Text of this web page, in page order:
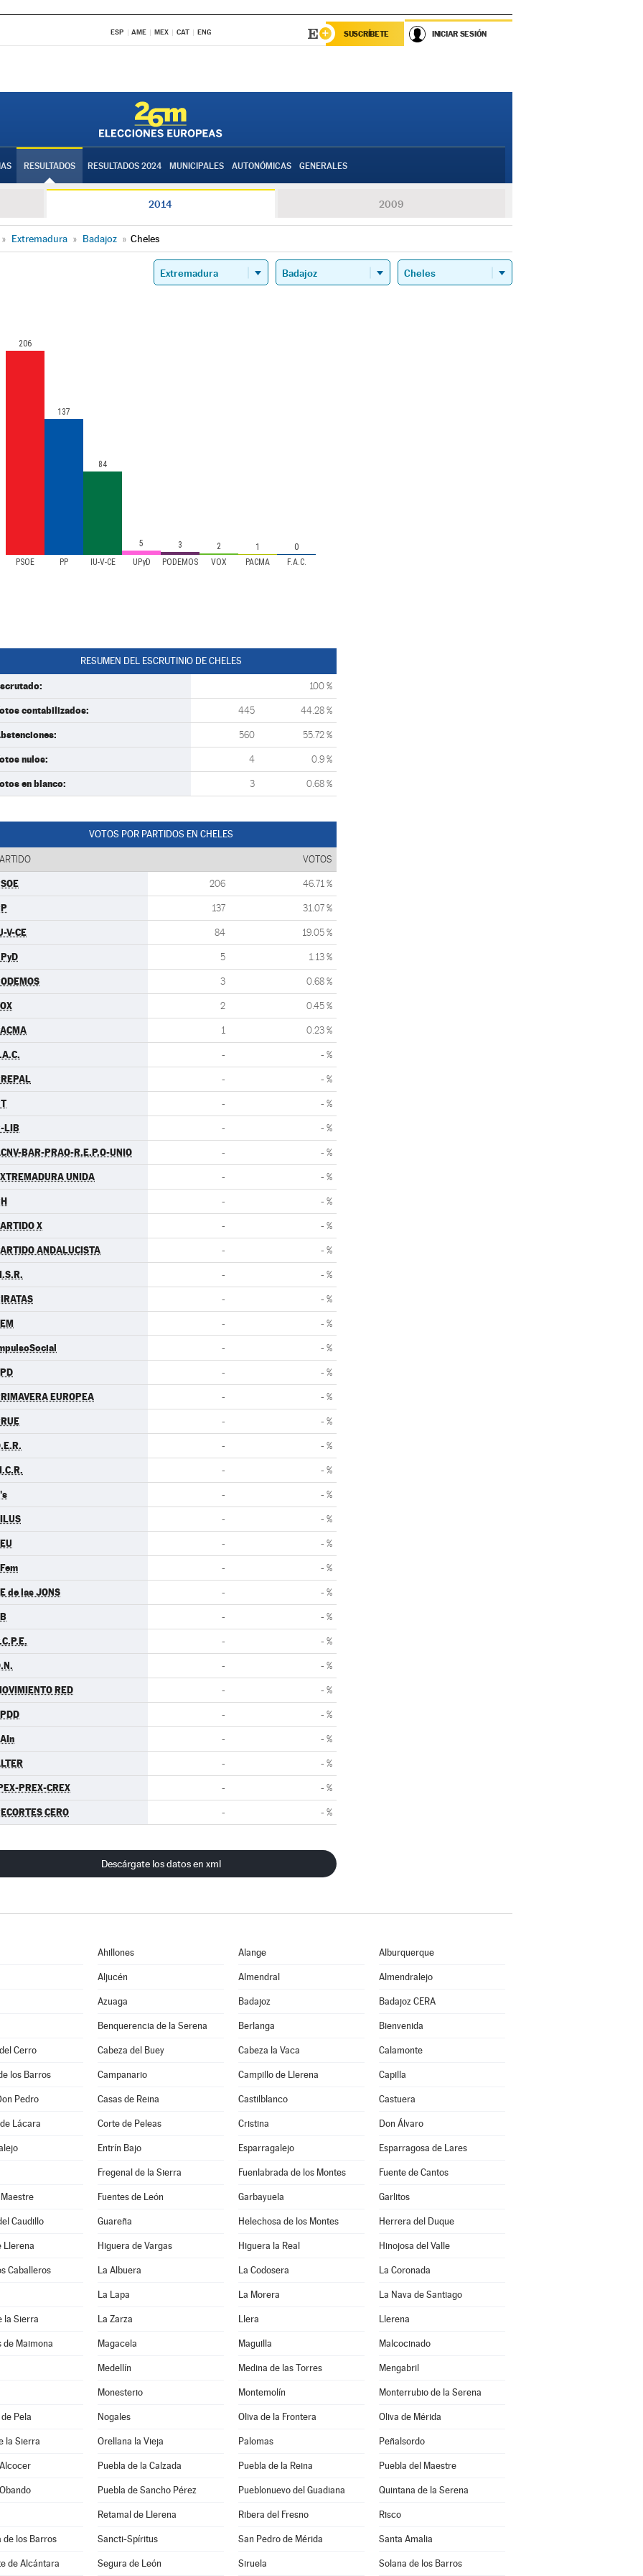
ESP AME MEX CAT ENG SUSCRÍBETE INICIAR SESIÓN
RESULTADOS RESULTADOS 2024 MUNICIPALES AUTONÓMICAS GENERALES
2014 2009
» Extremadura » Badajoz » Cheles
PSOE PP IU-V-CE UPyD PODEMOS VOX PACMA F.A.C.
206
137
84
5 3 2 1 0
RESUMEN DEL ESCRUTINIO DE CHELES
100 %
contabilizados: 445 44.28 %
560 55.72 %
nulos: 4 0.9 %
en blanco: 3 0.68 %
VOTOS POR PARTIDOS EN CHELES
VOTOS
206 46.71 %
137 31.07 %
V-CE 84 19.05 %
5 1.13 %
3 0.68 %
2 0.45 %
1 0.23 %
- - %
- - %
- - %
LIB - - %
BAR-PRAO-R.E.P.O-UNIO - - %
UNIDA - - %
- - %
X - - %
ANDALUCISTA - - %
- - %
- - %
- - %
- - %
- - %
EUROPEA - - %
- - %
- - %
- - %
- - %
- - %
- - %
- - %
de las JONS - - %
- - %
- - %
- - %
RED - - %
- - %
- - %
- - %
PREX-CREX - - %
CERO - - %
Descárgate los datos en xml
Ahillones Alange Alburquerque
Aljucén Almendral Almendralejo
Azuaga Badajoz Badajoz CERA
Benquerencia de la Serena Berlanga Bienvenida
Cerro Cabeza del Buey Cabeza la Vaca Calamonte
los Barros Campanario Campillo de Llerena Capilla
Pedro Casas de Reina Castilblanco Castuera
Lácara Corte de Peleas Cristina Don Álvaro
Entrín Bajo Esparragalejo Esparragosa de Lares
Fregenal de la Sierra Fuenlabrada de los Montes Fuente de Cantos
Fuentes de León Garbayuela Garlitos
Caudillo Guareña Helechosa de los Montes Herrera del Duque
Llerena Higuera de Vargas Higuera la Real Hinojosa del Valle
Caballeros La Albuera La Codosera La Coronada
La Lapa La Morera La Nava de Santiago
la Sierra La Zarza Llera Llerena
de Maimona Magacela Maguilla Malcocinado
Medellín Medina de las Torres Mengabril
Monesterio Montemolín Monterrubio de la Serena
Pela Nogales Oliva de la Frontera Oliva de Mérida
la Sierra Orellana la Vieja Palomas Peñalsordo
Puebla de la Calzada Puebla de la Reina Puebla del Maestre
Puebla de Sancho Pérez Pueblonuevo del Guadiana Quintana de la Serena
Retamal de Llerena Ribera del Fresno Risco
de los Barros Sancti-Spíritus San Pedro de Mérida Santa Amalia
de Alcántara Segura de León Siruela Solana de los Barros